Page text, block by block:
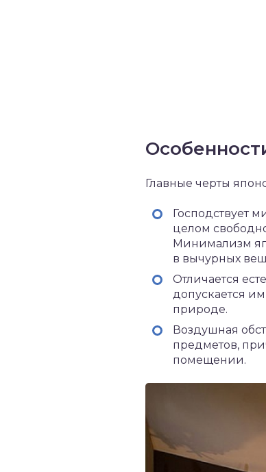
Главные черты
Господствует
целом
Минимализм
в вычурных
Отличается
допускается
природе.
Воздушная
предметов,
помещении.